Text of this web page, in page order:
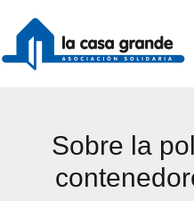
contenido
Sobre la